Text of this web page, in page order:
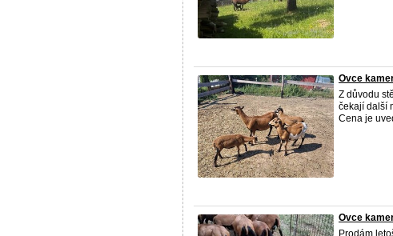
Ovce
Z důvodu
čekají další
Cena je
Ovce
Prodám